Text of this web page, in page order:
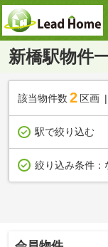
新橋駅物件
該当物件数 2 区画
駅で絞り込む
絞り込み条件：